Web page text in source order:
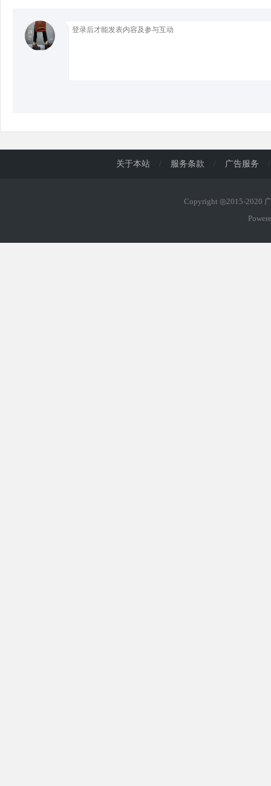
关于本站 / 服务条款 / 广告服务 /
Copyright ◎2015-2020